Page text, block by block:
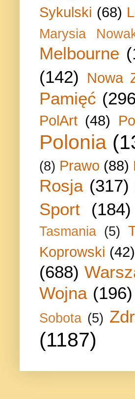
Sykulski (68)
Marysia
Melbourne
(142) Nowa
Pamięć
PolArt (48)
Polonia
(8) Prawo (88)
Rosja (317)
Sport (184)
Tasmania (5)
Koprowski (42)
(688)
Wojna (196)
Sobota (5)
(1187)